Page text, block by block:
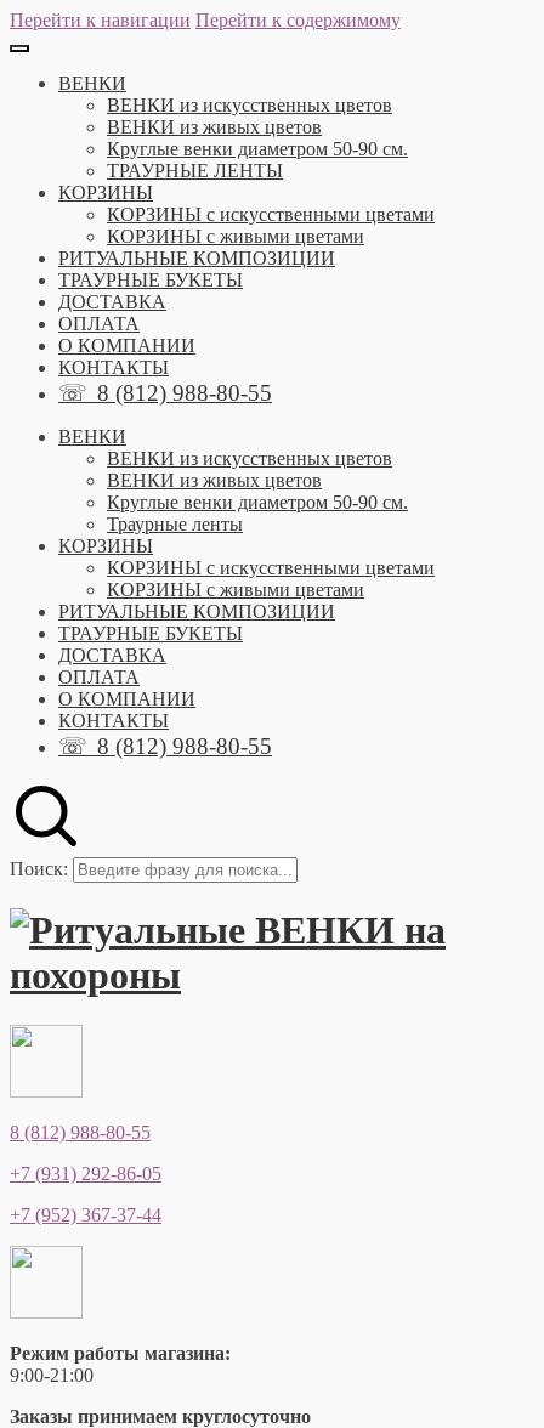
Перейти к навигации Перейти к содержимому
ВЕНКИ
ВЕНКИ из искусственных цветов
ВЕНКИ из живых цветов
Круглые венки диаметром 50-90 см.
ТРАУРНЫЕ ЛЕНТЫ
КОРЗИНЫ
КОРЗИНЫ с искусственными цветами
КОРЗИНЫ с живыми цветами
РИТУАЛЬНЫЕ КОМПОЗИЦИИ
ТРАУРНЫЕ БУКЕТЫ
ДОСТАВКА
ОПЛАТА
О КОМПАНИИ
КОНТАКТЫ
☏ 8 (812) 988-80-55
ВЕНКИ
ВЕНКИ из искусственных цветов
ВЕНКИ из живых цветов
Круглые венки диаметром 50-90 см.
Траурные ленты
КОРЗИНЫ
КОРЗИНЫ с искусственными цветами
КОРЗИНЫ с живыми цветами
РИТУАЛЬНЫЕ КОМПОЗИЦИИ
ТРАУРНЫЕ БУКЕТЫ
ДОСТАВКА
ОПЛАТА
О КОМПАНИИ
КОНТАКТЫ
☏ 8 (812) 988-80-55
Поиск:
8 (812) 988-80-55
+7 (931) 292-86-05
+7 (952) 367-37-44
Режим работы магазина:
9:00-21:00
Заказы принимаем круглосуточно